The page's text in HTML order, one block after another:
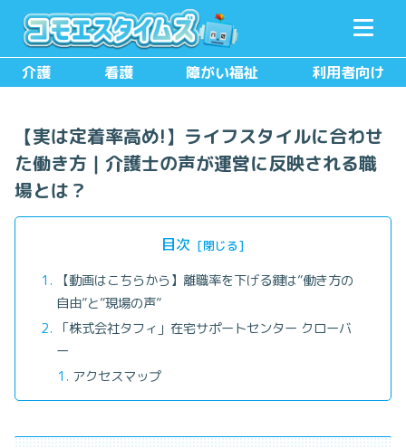
介護 看護 障がい福祉 利用者向け
【実は定着率高め!】ライフスタイルに合わせ
た働き方｜介護士の声が運営に反映される職
場とは？
目次
【動画はこちらから】離職率を下げる鍵は”働き方の
自由”と”現場の声”
「株式会社タフィ」在宅サポートセンター クローバ
ー
アクセスマップ
メニュー 検索